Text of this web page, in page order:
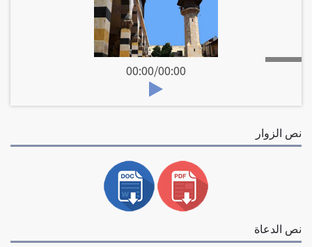
00:00/00:00
نص الزوار
نص الدعاة